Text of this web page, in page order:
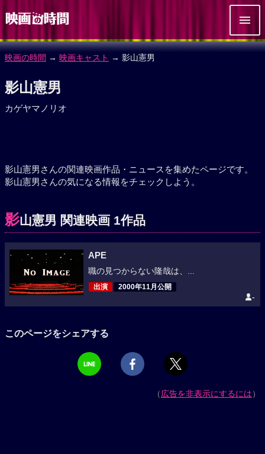
映画の時間 → 映画キャスト → 影山憲男
影山憲男
カゲヤマノリオ
影山憲男さんの関連映画作品・ニュースを集めたページです。
影山憲男さんの気になる情報をチェックしよう。
影山憲男 関連映画 1作品
APE
職の見つからない隆哉は、...
出演 2000年11月公開
-
このページをシェアする
（広告を非表示にするには）